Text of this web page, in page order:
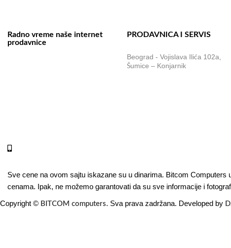
Radno vreme naše internet
prodavnice
+381 (69) 767-202
PRODAVNICA I SERVIS
Beograd - Vojislava Ilića 102a,
Šumice – Konjarnik
Sve cene na ovom sajtu iskazane su u dinarima. Bitcom
cenama. Ipak, ne možemo garantovati da su sve informacije i
Copyright © BITCOM computers. Sva prava zadržana. Developed by